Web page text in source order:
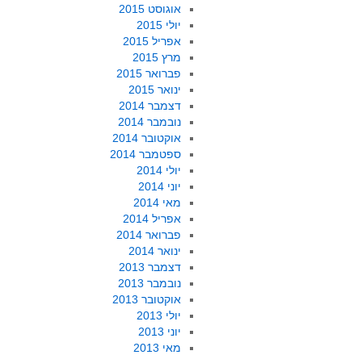
אוגוסט 2015
יולי 2015
אפריל 2015
מרץ 2015
פברואר 2015
ינואר 2015
דצמבר 2014
נובמבר 2014
אוקטובר 2014
ספטמבר 2014
יולי 2014
יוני 2014
מאי 2014
אפריל 2014
פברואר 2014
ינואר 2014
דצמבר 2013
נובמבר 2013
אוקטובר 2013
יולי 2013
יוני 2013
מאי 2013